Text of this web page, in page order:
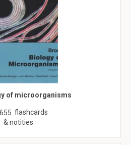
of microorganisms
655 flashcards
& notities